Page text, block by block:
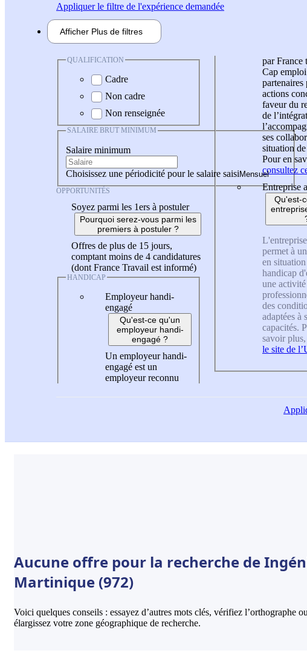
Appliquerle filtre de l'expérience demandée
Afficher Plus de filtres
QUALIFICATION
Cadre
Non cadre
Non renseignée
SALAIRE BRUT MINIMUM
Salaire minimum
Choisissez une périodicité pour le salaire saisi
OPPORTUNITÉS
Soyez parmi les 1ers à postuler
Pourquoi serez-vous parmi les
premiers à postuler ?
Offres de plus de 15 jours,
comptant moins de 4 candidatures
(dont France Travail est informé)
HANDICAP
Employeur handi-
engagé
Qu'est-ce qu'un
employeur handi-
engagé ?
Un employeur handi-
engagé est un
employeur reconnu
par France
Cap emploi
partenaires
actions
faveur du
de
ses
situation
Pour en
consultez
Entreprise
Qu'est-
permet à
en
handicap
une activité
des
adaptées à
capacités.
savoir plus,
le site de
Aucune offre pour la recherche de
Martinique (972)
Voici quelques conseils : essayez d’autres mots clés, vérifiez l’orthographe ou
élargissez votre zone géographique de recherche.